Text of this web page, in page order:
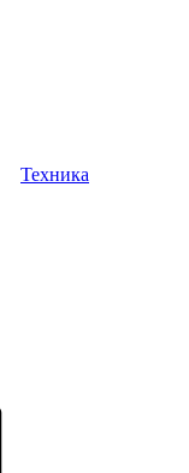
Техника